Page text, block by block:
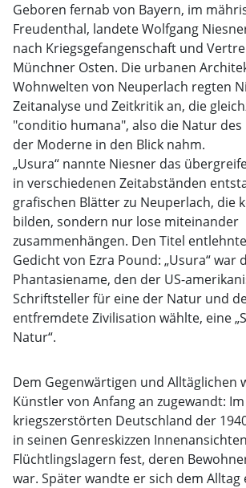
Geboren fernab von Bayern, im
Freudenthal, landete Wolfgang
nach Kriegsgefangenschaft und
Münchner Osten. Die urbanen
Wohnwelten von Neuperlach regten
Zeitanalyse und Zeitkritik an, die
"conditio humana", also die Natur des
der Moderne in den Blick nahm.
„Usura“ nannte Niesner das
in verschiedenen Zeitabständen
grafischen Blätter zu Neuperlach, die
bilden, sondern nur lose miteinander
zusammenhängen. Den Titel
Gedicht von Ezra Pound: „Usura“ war
Phantasiename, den der US-
Schriftsteller für eine der Natur und
entfremdete Zivilisation wählte, eine
Natur“.
Dem Gegenwärtigen und Alltäglichen
Künstler von Anfang an zugewandt: Im
kriegszerstörten Deutschland der
in seinen Genreskizzen
Flüchtlingslagern fest, deren
war. Später wandte er sich dem Alltag